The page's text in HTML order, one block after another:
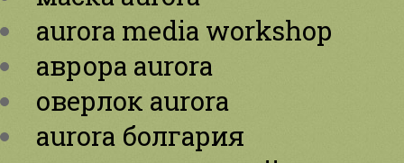
aurora media workshop
аврора aurora
оверлок aurora
aurora болгария